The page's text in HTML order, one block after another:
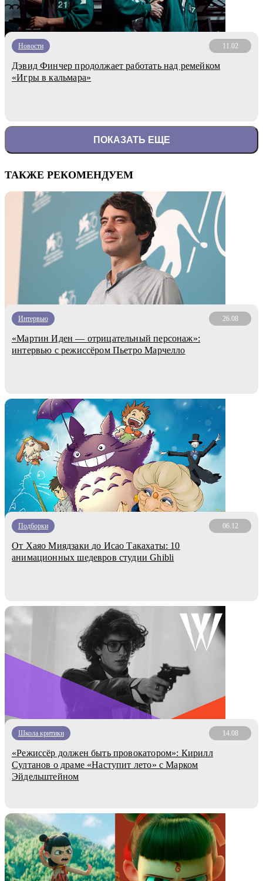
Новости 11.02
Дэвид Финчер продолжает работать над ремейком
«Игры в кальмара»
ПОКАЗАТЬ ЕЩЕ
ТАКЖЕ РЕКОМЕНДУЕМ
Интервью 26.08
«Мартин Иден — отрицательный персонаж»:
интервью с режиссёром Пьетро Марчелло
Подборки 06.12
От Хаяо Миядзаки до Исао Такахаты: 10
анимационных шедевров студии Ghibli
Школа критики 14.08
«Режиссёр должен быть провокатором»: Кирилл
Султанов о драме «Наступит лето» с Марком
Эйдельштейном